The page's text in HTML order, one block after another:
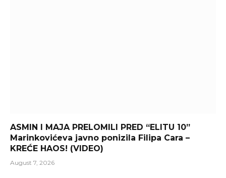
ASMIN I MAJA PRELOMILI PRED “ELITU 10”
Marinkovićeva javno ponizila Filipa Cara –
KREĆE HAOS! (VIDEO)
August 7, 2026